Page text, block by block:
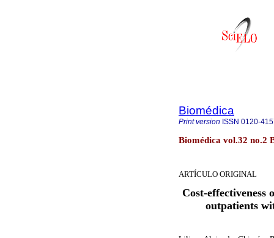
Biomédica
Print version ISSN 0120-
Biomédica vol.32 no.2
ARTÍCULO ORIGINAL
Cost-effectiveness
outpatients